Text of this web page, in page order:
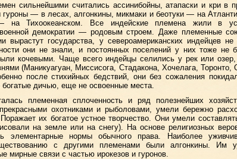
сильнейшими считались ассинибойны, атапаски и кри в
гуроны — в лесах, алгонкины, микмаки и беотуки — на
на Тихоокеанском. Все индейские племена жили в
военной демократии — родовым строем. Даже племенные
вырастут государства, у североамериканских индейцев не
они не знали, и постоянных поселений у них тоже
кочевыми. Чаще всего индейцы селились у рек или озер,
(Маникуагуан, Миссисога, Стадакона, Хочелага, Торонто,
после стихийных бедствий, они без сожаления
дичью, еще не освоенные места.
племенная сплоченность и ряд полезнейших
охотниками и рыболовами, умели бережно
их богатое устное творчество. Они умели
на земле или на снегу). На основе религиозных
элементарные нормы обычного права. Наиболее
с другими племенами были алгонкины. Им
мирные связи с частью ирокезов и гуронов.